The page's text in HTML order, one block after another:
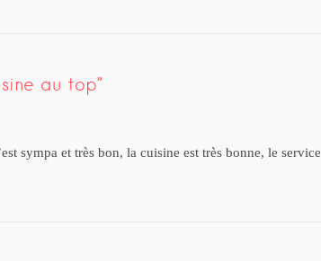
au top
sympa et très bon, la cuisine est très bonne, le service